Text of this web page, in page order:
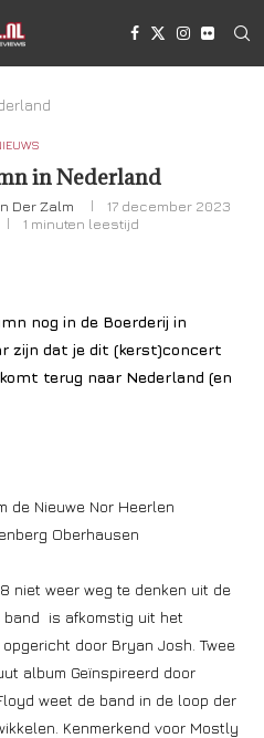
in Nederland
Der Zalm
17 december 2023
1 minuten leestijd
nog in de Boerderij in
zijn dat je dit (kerst)concert
terug naar Nederland (en
de Nieuwe Nor Heerlen
Oberhausen
niet weer weg te denken uit de
band is afkomstig uit het
door Bryan Josh. Twee
album Geïnspireerd door
weet de band in de loop der
Kenmerkend voor Mostly